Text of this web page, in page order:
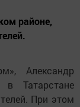
районе,
Александр
Татарстане
При этом